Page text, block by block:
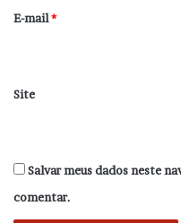
*
E-mail*
Site
Salvar meus dados neste
comentar.